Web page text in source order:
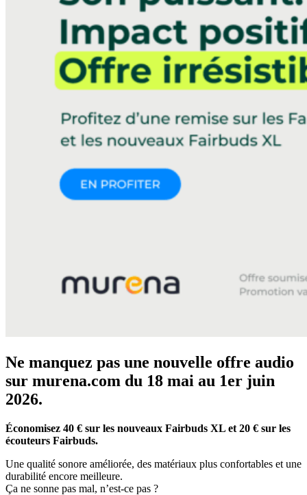
Ne manquez pas une nouvelle offre audio
sur murena.com du 18 mai au 1er juin
2026.
Économisez 40 € sur les nouveaux Fairbuds XL et 20 € sur les
écouteurs Fairbuds.
Une qualité sonore améliorée, des matériaux plus confortables et une
durabilité encore meilleure.
Ça ne sonne pas mal, n’est-ce pas ?